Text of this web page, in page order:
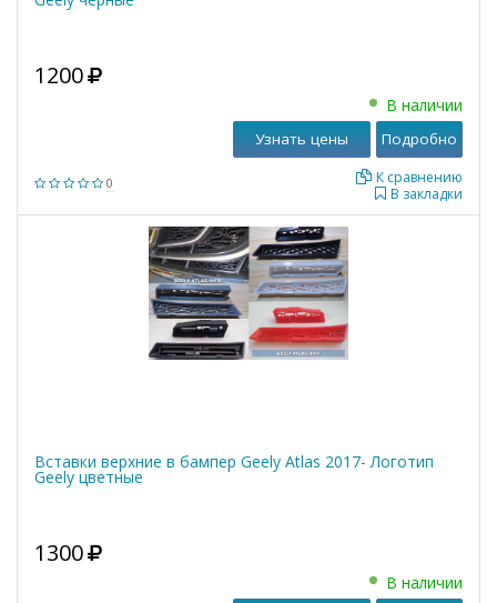
0
1200
В наличии
В закладки
К сравнению
Узнать цены Подробно
Вставки верхние в бампер Geely Atlas 2017- Логотип
Geely цветные
1300
В наличии